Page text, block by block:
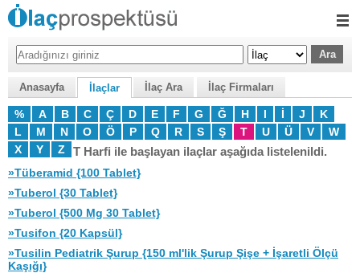
Anasayfa İlaçlar İlaç Ara İlaç Firmaları
% A B C Ç D E F G Ğ H I İ J
K
L
M N O Ö P Q R S Ş T U Ü V
W
X
Y Z T Harfi ile başlayan ilaçlar aşağıda listelenildi.
»Tüberamid {100 Tablet}
»Tuberol {30 Tablet}
»Tuberol {500 Mg 30 Tablet}
»Tusifon {20 Kapsül}
»Tusilin Pediatrik Şurup {150 ml'lik Şurup Şişe + İşaretli Ölçü
Kaşığı}